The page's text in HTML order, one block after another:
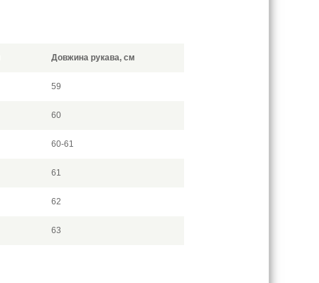
Довжина рукава, см
59
60
60-61
61
62
63